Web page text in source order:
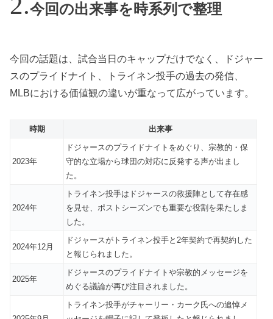
今回の出来事を時系列で整理
今回の話題は、試合当日のキャップだけでなく、ドジャー
スのプライドナイト、トライネン投手の過去の発信、
MLBにおける価値観の違いが重なって広がっています。
時期 出来事
2023年
ドジャースのプライドナイトをめぐり、宗教的・保
守的な立場から球団の対応に反発する声が出まし
た。
2024年
トライネン投手はドジャースの救援陣として存在感
を見せ、ポストシーズンでも重要な役割を果たしま
した。
2024年12月
ドジャースがトライネン投手と2年契約で再契約した
と報じられました。
2025年
ドジャースのプライドナイトや宗教的メッセージを
めぐる議論が再び注目されました。
トライネン投手がチャーリー・カーク氏への追悼メ